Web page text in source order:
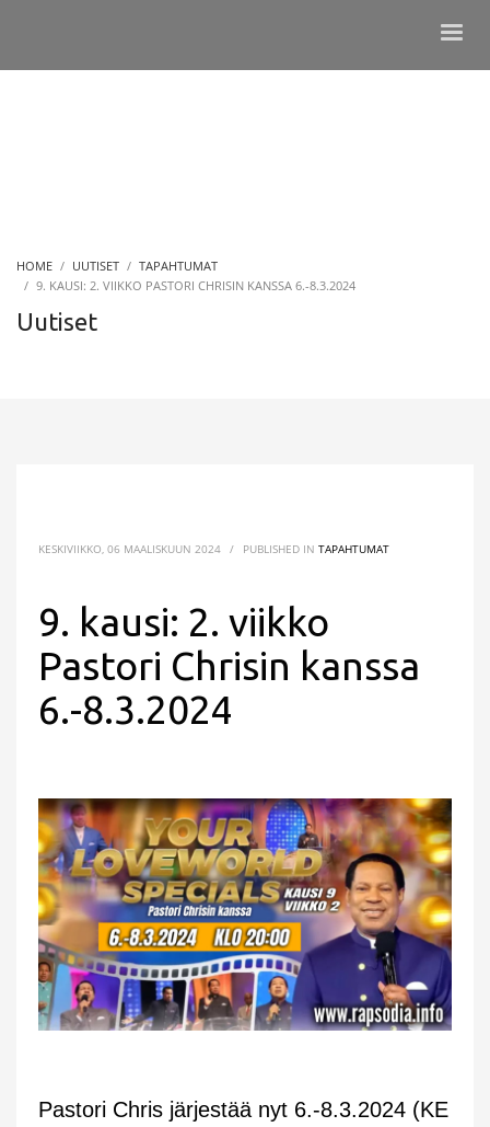
HOME UUTISET
TAPAHTUMAT
9. KAUSI: 2. VIIKKO PASTORI CHRISIN KANSSA 6.-8.3.2024
Uutiset
KESKIVIIKKO, 06 MAALISKUUN 2024 / PUBLISHED IN TAPAHTUMAT
9. kausi: 2. viikko
Pastori Chrisin kanssa
6.-8.3.2024
Pastori Chris järjestää nyt 6.-8.3.2024 (KE